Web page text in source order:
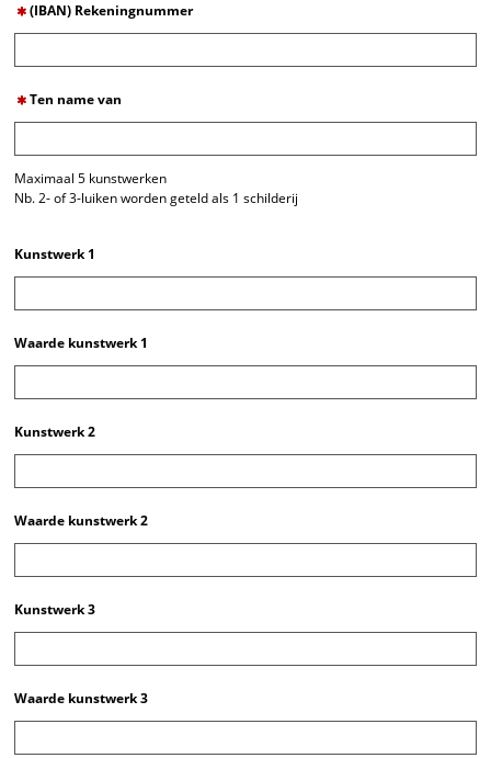
(IBAN) Rekeningnummer
Ten name van
Maximaal 5 kunstwerken
Nb. 2- of 3-luiken worden geteld als 1 schilderij
Kunstwerk 1
Waarde kunstwerk 1
Kunstwerk 2
Waarde kunstwerk 2
Kunstwerk 3
Waarde kunstwerk 3